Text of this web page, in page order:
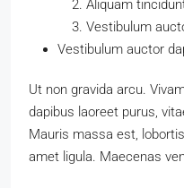
Aliquam
Vestibulum
Vestibulum auctor
Ut non gravida arcu.
dapibus laoreet purus,
Mauris massa est,
amet ligula. Maecenas